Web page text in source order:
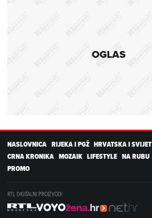
OGLAS
NASLOVNICA RIJEKA I PGŽ HRVATSKA I SVIJET
CRNA KRONIKA MOZAIK LIFESTYLE NA RUBU
PROMO
RTL DIGITALNI PROIZVODI